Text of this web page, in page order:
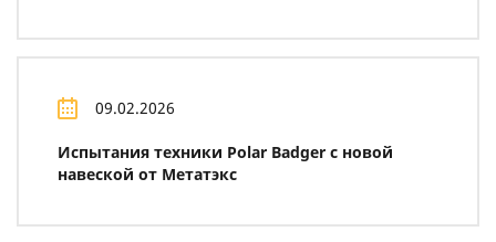
09.02.2026
Испытания техники Polar Badger с новой
навеской от Метатэкс